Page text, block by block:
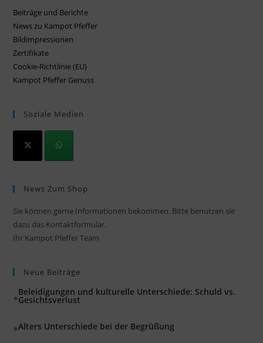
Beiträge und Berichte
News zu Kampot Pfeffer
Bildimpressionen
Zertifikate
Cookie-Richtlinie (EU)
Kampot Pfeffer Genuss
Soziale Medien
News Zum Shop
Sie können gerne Informationen bekommen. Bitte benutzen sie
dazu das Kontaktformular.
Ihr Kampot Pfeffer Team
Neue Beiträge
Beleidigungen und kulturelle Unterschiede: Schuld vs.
Gesichtsverlust
Alters Unterschiede bei der Begrüßung